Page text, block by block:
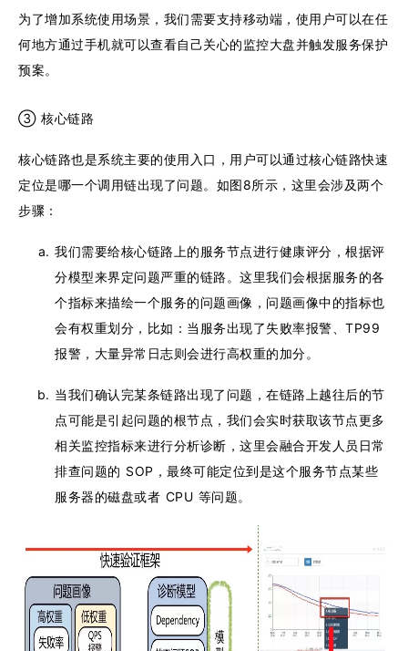
为了增加系统使用场景，我们需要支持移动端，使用户可以在任
何地方通过手机就可以查看自己关心的监控大盘并触发服务保护
预案。
③ 核心链路
核心链路也是系统主要的使用入口，用户可以通过核心链路快速
定位是哪一个调用链出现了问题。如图8所示，这里会涉及两个
步骤：
我们需要给核心链路上的服务节点进行健康评分，根据评
分模型来界定问题严重的链路。这里我们会根据服务的各
个指标来描绘一个服务的问题画像，问题画像中的指标也
会有权重划分，比如：当服务出现了失败率报警、TP99
报警，大量异常日志则会进行高权重的加分。
当我们确认完某条链路出现了问题，在链路上越往后的节
点可能是引起问题的根节点，我们会实时获取该节点更多
相关监控指标来进行分析诊断，这里会融合开发人员日常
排查问题的 SOP，最终可能定位到是这个服务节点某些
服务器的磁盘或者 CPU 等问题。